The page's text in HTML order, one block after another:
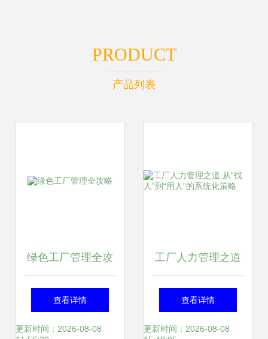
PRODUCT
产品列表
绿色工厂管理全攻
略
查看详情
更新时间：2026-08-08
工厂人力管理之道
从“找人”到“用人”的
系统化策略
查看详情
更新时间：2026-08-08